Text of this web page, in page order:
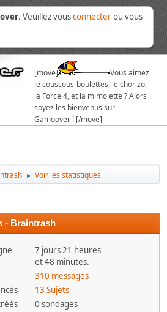
. Veuillez vousconnecterou vous
[move]
Vous aimez
le couscous-boulettes, le chorizo,
la Force 4, et la mimolette ? Alors
soyez les bienvenus sur
Gamoover ! [/move]
► Voir les statistiques
- Braintrash
7 jours 21 heures
et 48 minutes.
310 messages
13 Sujets
0 sondages